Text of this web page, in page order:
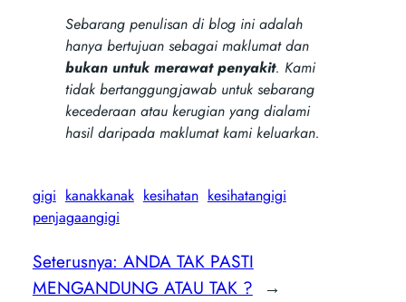
Sebarang penulisan di blog ini adalah
hanya bertujuan sebagai maklumat dan
bukan untuk merawat penyakit. Kami
tidak bertanggungjawab untuk sebarang
kecederaan atau kerugian yang dialami
hasil daripada maklumat kami keluarkan.
gigi kanakkanak kesihatan kesihatangigi
penjagaangigi
Seterusnya: ANDA TAK PASTI
MENGANDUNG ATAU TAK ? →